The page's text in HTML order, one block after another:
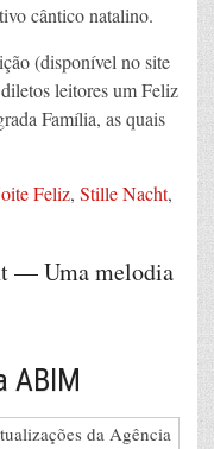
cântico natalino.
(disponível no site
leitores um Feliz
Família, as quais
Feliz, Stille Nacht,
— Uma melodia
ABIM
da Agência